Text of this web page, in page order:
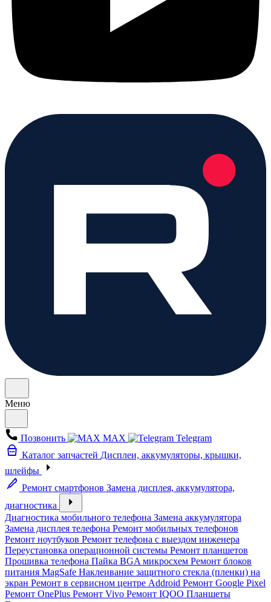
Меню
Позвонить MAX
Telegram
Каталог запчастей Дисплеи, аккумуляторы, крышки,
шлейфы
Ремонт смартфонов Замена дисплея, аккумулятора,
диагностика
Диагностика мобильного телефона Замена аккумулятора
Замена дисплея телефона Ремонт мобильных телефонов
Ремонт ноутбуков Ремонт телефона с выездом инженера
Переустановка операционной системы Ремонт планшетов
Прошивка телефона Пайка BGA микросхем Ремонт блоков
питания MagSafe Наклеивание защитного стекла (пленки) на
экран Ремонт в сервисном центре Addroid Ремонт Google Pixel
Ремонт OnePlus Ремонт Vivo Ремонт IQOO Планшеты